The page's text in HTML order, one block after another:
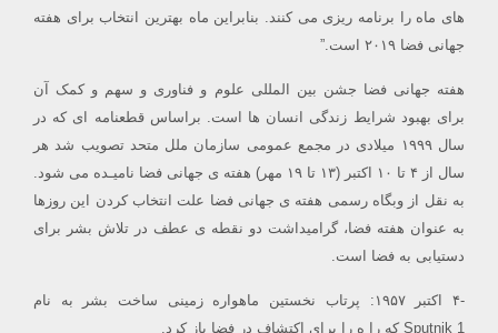
های ماه را برنامه ریزی می کنند. بنابراین ماه بهترین انتخاب برای هفته
جهانی فضا ۲۰۱۹ است.”
هفته جهانی فضا جشن بین المللی علوم و فناوری و سهم و کمک آن
برای بهبود شرایط زندگی انسان ها است. براساس قطعنامه ای که در
سال ۱۹۹۹ میلادی در مجمع عمومی سازمان ملل متحد تصویب شد هر
سال از ۴ تا ۱۰ اکتبر (۱۳ تا ۱۹ مهر) هفته ی جهانی فضا نامیـده می شود.
به نقل از وبگاه رسمی هفته ی جهانی فضا علت انتخاب کردن این روزها
به عنوان هفته فضا، گرامیداشت دو نقطه ی عطف در تلاش بشر برای
دستیابی به فضا است.
-۴ اکتبر ۱۹۵۷: پرتاب نخستین ماهواره زمینی ساخت بشر به نام
Sputnik 1 که را ه را برای اکتشاف در فضا باز کرد.